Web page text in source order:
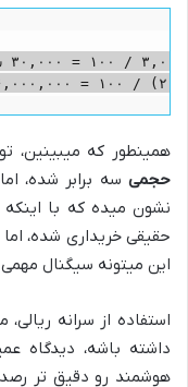
همینطور که میبینین،
حجمیسه برابر شده،
نشون میده که با
حقیقی خریداری شده،
این میتونه سیگنال
استفاده از سرانه
داشته باشه، دیدگاه
هوشمند رو دقیق تر